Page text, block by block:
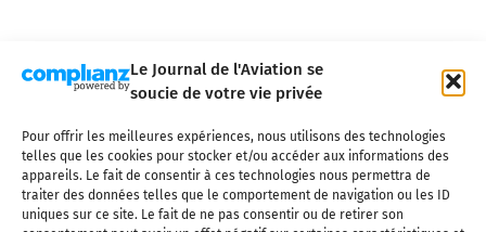
Le Journal de l'Aviation se
soucie de votre vie privée
Pour offrir les meilleures expériences, nous utilisons des technologies
telles que les cookies pour stocker et/ou accéder aux informations des
appareils. Le fait de consentir à ces technologies nous permettra de
traiter des données telles que le comportement de navigation ou les ID
uniques sur ce site. Le fait de ne pas consentir ou de retirer son
Qui sommes-nous ? Nous contacter
Partenaires
Mentions légales
CGV Politique de confidentialité Cookies